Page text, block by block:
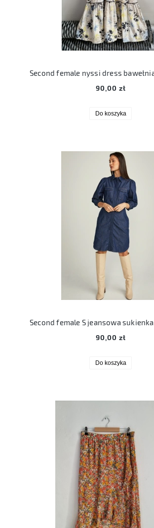
90,00 zł
Do koszyka
90,00 zł
Do koszyka